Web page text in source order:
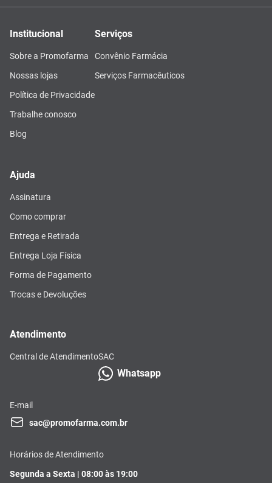
Institucional
Sobre a Promofarma
Nossas lojas
Política de Privacidade
Trabalhe conosco
Blog
Serviços
Convênio Farmácia
Serviços Farmacêuticos
Ajuda
Assinatura
Como comprar
Entrega e Retirada
Entrega Loja Física
Forma de Pagamento
Trocas e Devoluções
Atendimento
Central de AtendimentoSAC
Whatsapp
E-mail
sac@promofarma.com.br
Horários de Atendimento
Segunda a Sexta | 08:00 às 19:00